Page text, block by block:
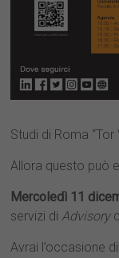
Studi di Roma “Tor
Allora questo può
Mercoledì 11
servizi diAdvisory
Avrai l’occasione